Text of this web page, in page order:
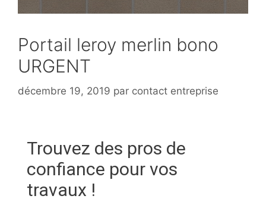
Portail leroy merlin bono
URGENT
décembre 19, 2019 par contact entreprise
Trouvez des pros de
confiance pour vos
travaux !